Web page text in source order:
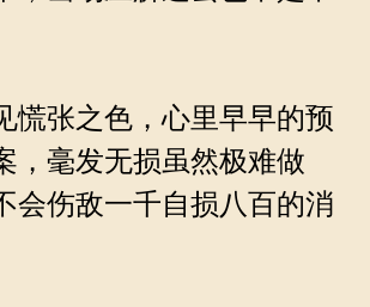
张之色，心里早早的预
，毫发无损虽然极难做
会伤敌一千自损八百的消